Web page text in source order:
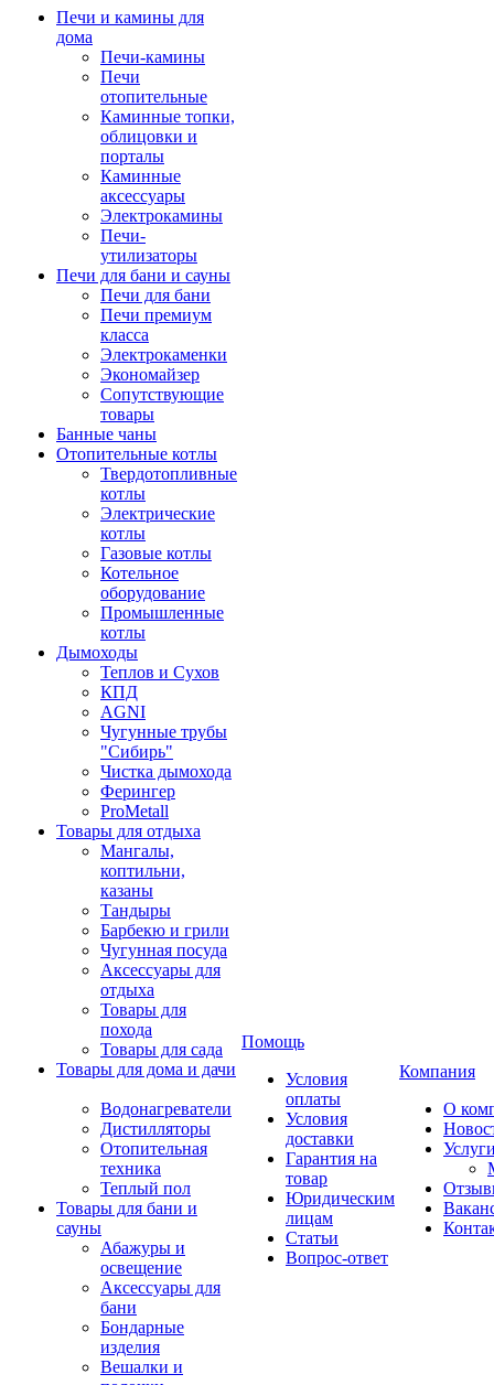
Печи и камины для
дома
Печи-камины
Печи
отопительные
Каминные топки,
облицовки и
порталы
Каминные
аксессуары
Электрокамины
Печи-
утилизаторы
Печи для бани и сауны
Печи для бани
Печи премиум
класса
Электрокаменки
Экономайзер
Сопутствующие
товары
Банные чаны
Отопительные котлы
Твердотопливные
котлы
Электрические
котлы
Газовые котлы
Котельное
оборудование
Промышленные
котлы
Дымоходы
Теплов и Сухов
КПД
AGNI
Чугунные трубы
"Сибирь"
Чистка дымохода
Ферингер
ProMetall
Товары для отдыха
Мангалы,
коптильни,
казаны
Тандыры
Барбекю и грили
Чугунная посуда
Аксессуары для
отдыха
Товары для
похода
Товары для сада
Товары для дома и дачи
Водонагреватели
Дистилляторы
Отопительная
техника
Теплый пол
Товары для бани и
сауны
Абажуры и
освещение
Аксессуары для
бани
Бондарные
изделия
Вешалки и
Помощь
Условия
оплаты
Условия
доставки
Гарантия на
товар
Юридическим
лицам
Статьи
Вопрос-ответ
Компания
О